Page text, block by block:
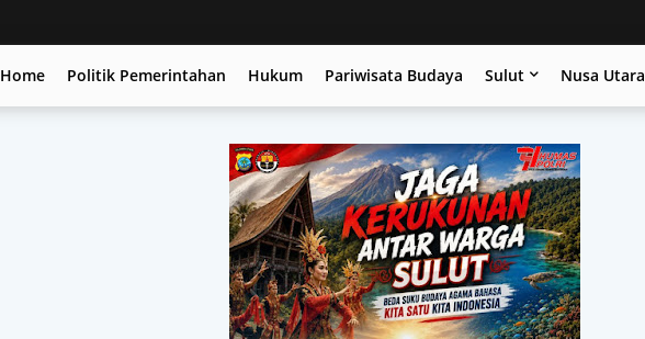
Home Politik Pemerintahan Hukum Pariwisata Budaya Sulut Nusa Utara